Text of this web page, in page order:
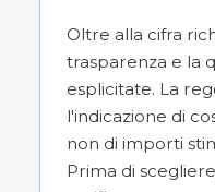
Oltre alla cifra
trasparenza e la
esplicitate. La
l'indicazione di
non di importi
Prima di